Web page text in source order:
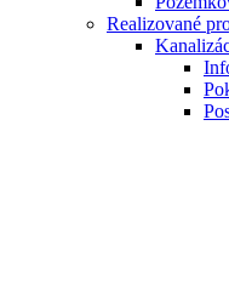
Realizované